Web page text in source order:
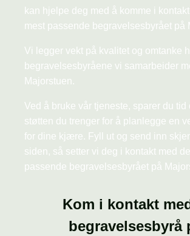
kan hjelpe deg med å komme i
mest passende begravelsesbyrået på
Vi legger vekt på kvalitet og omtanke
begravelsesbyråene vi samarbeider
Majorstuen.
Ved å bruke vår tjeneste, sparer du tid
støtten du trenger for å planlegge en
for dine kjære. Fyll ut og send inn
siden, så setter vi deg i kontakt med
passende begravelsesbyrået på
Kom i kontakt
begravelsesbyrå